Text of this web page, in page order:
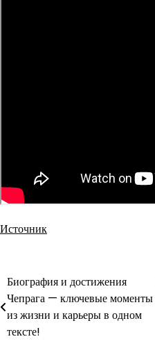
Источник
Навигация
по
записям
Биография и достижения
Чепрага — ключевые моменты
из жизни и карьеры в одном
тексте!